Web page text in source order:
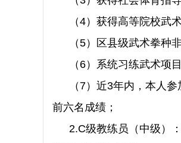
（4）获得高等院校武
（5）区县级武术拳种
（6）系统习练武术项
（7）近3年内，本人
前六名成绩；
2.C级教练员（中级）